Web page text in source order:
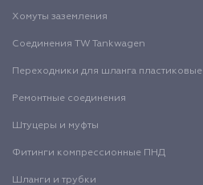
Хомуты заземления
Соединения TW Tankwagen
Переходники для шланга пластиковые
Ремонтные соединения
Штуцеры и муфты
Фитинги компрессионные ПНД
Шланги и трубки